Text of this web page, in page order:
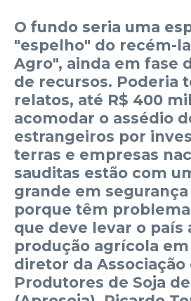
O fundo seria uma
"espelho" do recém-
Agro", ainda em fase
de recursos. Poderia
relatos, até R$ 400
acomodar o assédio
estrangeiros por
terras e empresas
sauditas estão com
grande em
porque têm
que deve levar o país
produção agrícola
diretor da Associação
Produtores de Soja